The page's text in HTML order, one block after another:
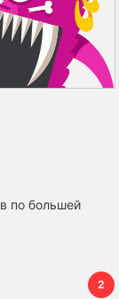
по большей
2